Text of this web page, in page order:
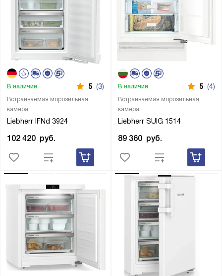
Встраиваемая морозильная
камера
Liebherr IFNd 3924
В наличии 5 (3)
102 420 руб.
Встраиваемая морозильная
камера
Liebherr SUIG 1514
В наличии 5 (4)
89 360 руб.